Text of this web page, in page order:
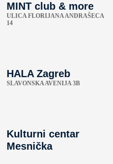
MINT club & more
ULICA FLORIJANA ANDRAŠECA
14
HALA Zagreb
SLAVONSKA AVENIJA 3B
Kulturni centar
Mesnička